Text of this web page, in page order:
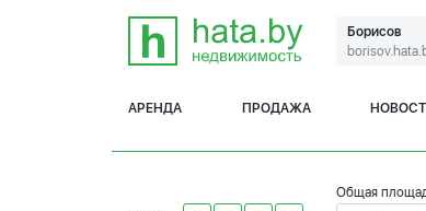
Борисов
АРЕНДА ПРОДАЖА
Общая